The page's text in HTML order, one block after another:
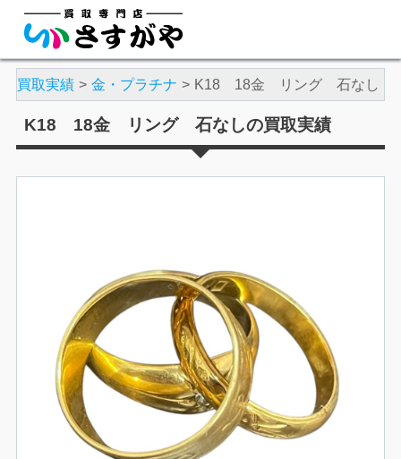
買取実績 金・プラチナ K18 18金 リング 石なし
K18 18金 リング 石なしの買取実績